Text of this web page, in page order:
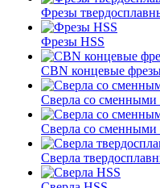
Фрезы
Фрезы HSS
CBN концевые
Сверла со сменными
Сверла со сменными
Сверла